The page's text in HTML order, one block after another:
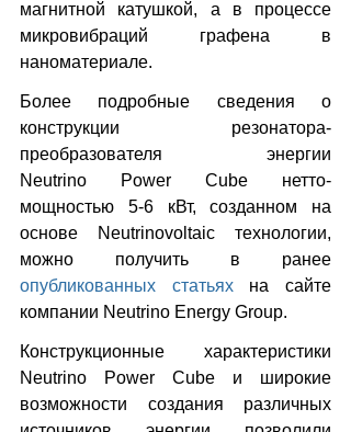
магнитной катушкой, а в процессе
микровибраций графена в
наноматериале.
Более подробные сведения о
конструкции резонатора-
преобразователя энергии
Neutrino Power Cube нетто-
мощностью 5-6 кВт, созданном на
основе Neutrinovoltaic технологии,
опубликованных статьях на сайте
компании Neutrino Energy Group.
Конструкционные характеристики
Neutrino Power Cube и широкие
возможности создания различных